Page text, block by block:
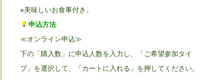
※美味しいお食事付き。
申込方法
≪オンライン申込≫
下の「購入数」に申込人数を入力し、「ご希望参加タイ
プ」を選択して、「カートに入れる」を押してください。